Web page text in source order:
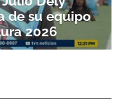
de su equipo
2026